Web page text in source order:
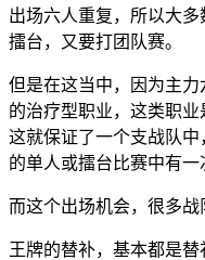
出场六人重复，所以大
擂台，又要打团队赛。
但是在这当中，因为主
的治疗型职业，这类职业
这就保证了一个支战队
的单人或擂台比赛中有一
而这个出场机会，很多战
王牌的替补，基本都是